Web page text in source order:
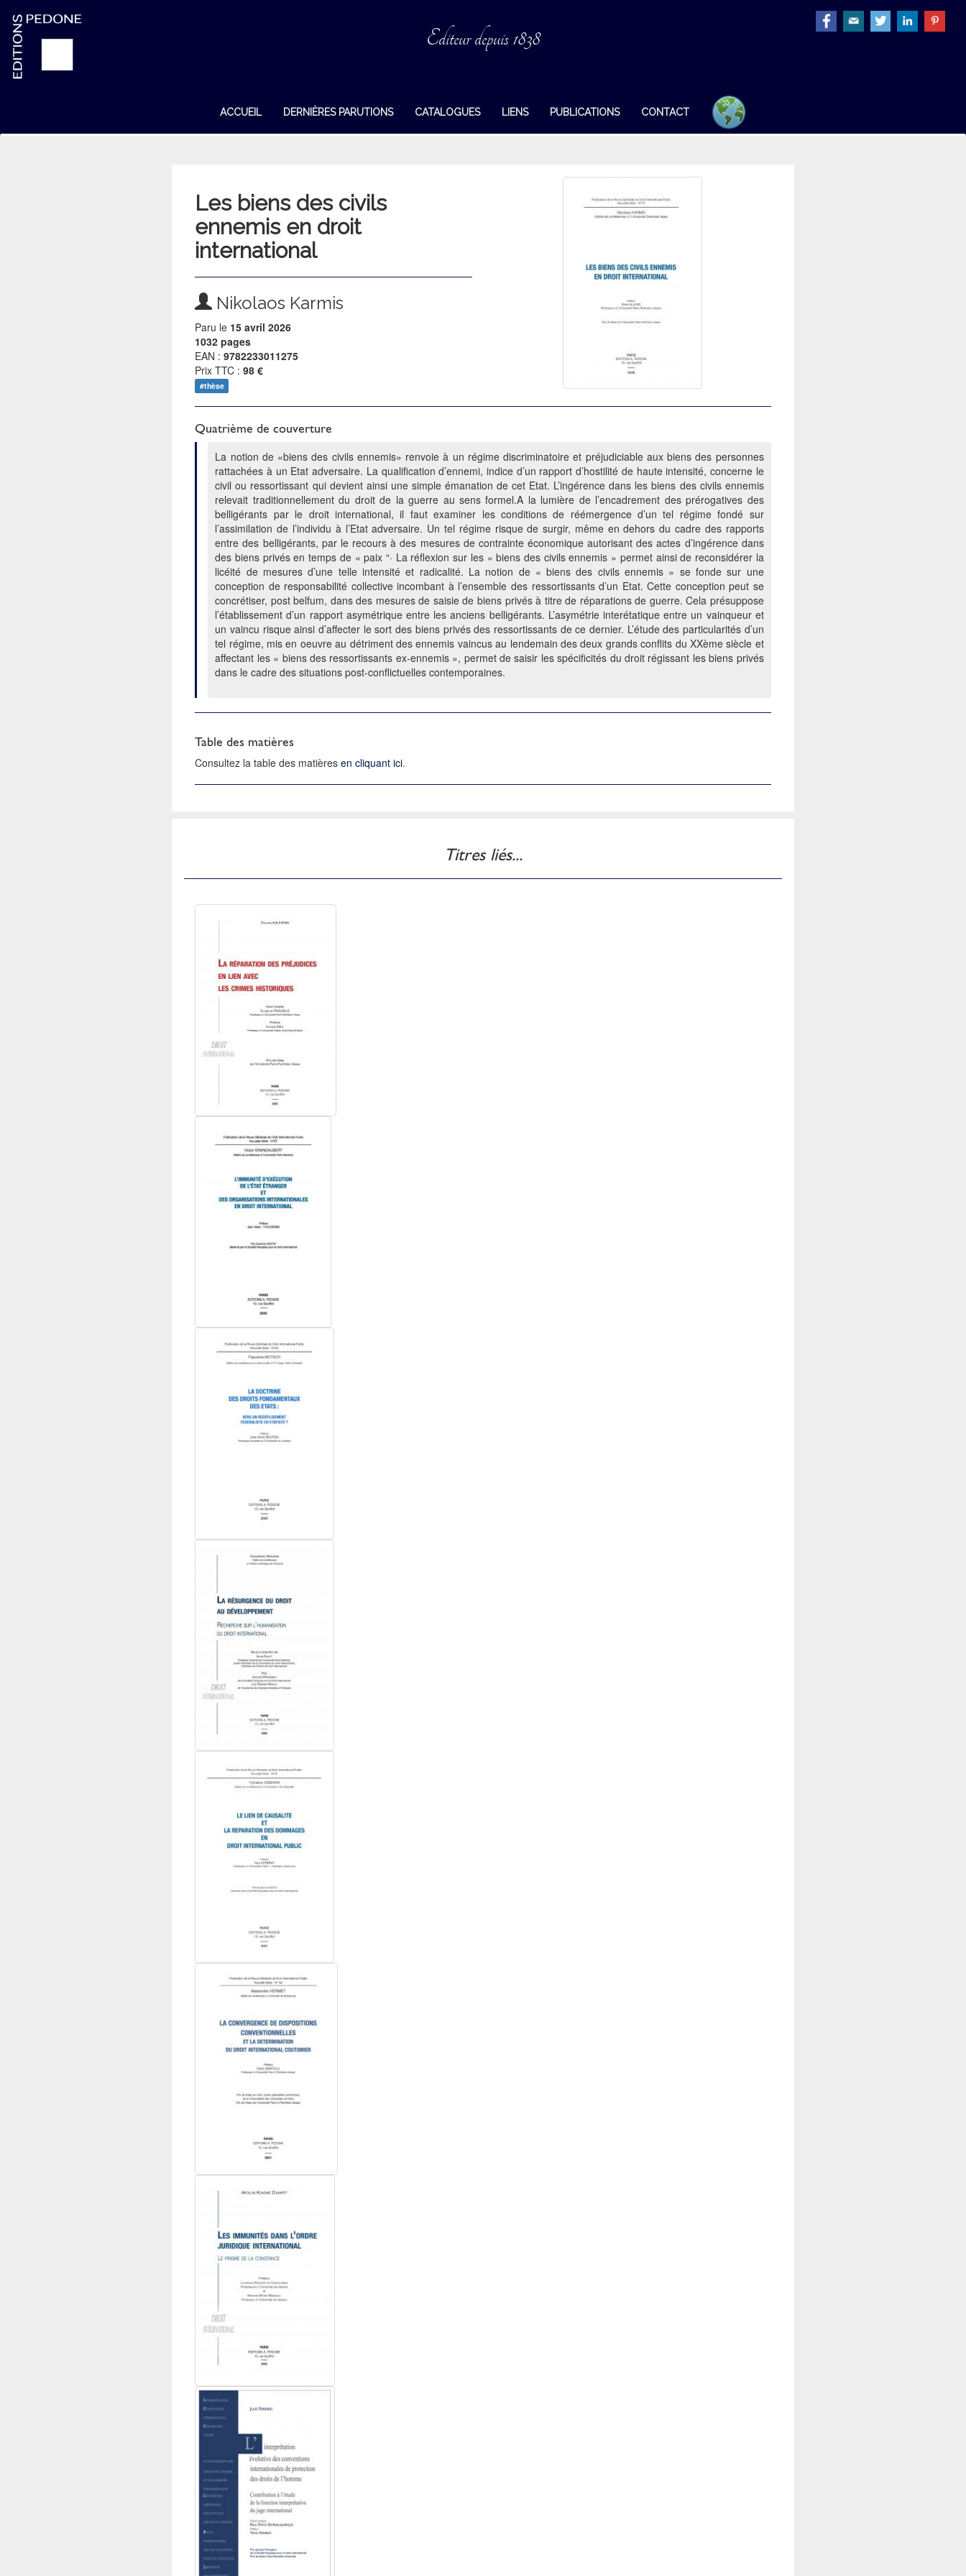
Editeur depuis 1838
ACCUEIL DERNIÈRES PARUTIONS CATALOGUES LIENS PUBLICATIONS CONTACT
Les biens des civils
ennemis en droit
international
Nikolaos Karmis
Paru le 15 avril 2026
1032 pages
EAN :9782233011275
Prix TTC :98 €
#thèse
Quatrième de couverture
La notion de «biens des civils ennemis» renvoie à un régime discriminatoire et préjudiciable aux biens des personnes
rattachées à un Etat adversaire. La qualification d’ennemi, indice d’un rapport d’hostilité de haute intensité, concerne le
civil ou ressortissant qui devient ainsi une simple émanation de cet Etat. L’ingérence dans les biens des civils ennemis
relevait traditionnellement du droit de la guerre au sens formel.A la lumière de l’encadrement des prérogatives des
belligérants par le droit international, il faut examiner les conditions de réémergence d’un tel régime fondé sur
l’assimilation de l’individu à l’Etat adversaire. Un tel régime risque de surgir, même en dehors du cadre des rapports
entre des belligérants, par le recours à des mesures de contrainte économique autorisant des actes d’ingérence dans
des biens privés en temps de « paix “· La réflexion sur les « biens des civils ennemis » permet ainsi de reconsidérer la
licéité de mesures d’une telle intensité et radicalité. La notion de « biens des civils ennemis » se fonde sur une
conception de responsabilité collective incombant à l’ensemble des ressortissants d’un Etat. Cette conception peut se
concrétiser, post belfum, dans des mesures de saisie de biens privés à titre de réparations de guerre. Cela présuppose
l’établissement d’un rapport asymétrique entre les anciens belligérants. L’asymétrie interétatique entre un vainqueur et
un vaincu risque ainsi d’affecter le sort des biens privés des ressortissants de ce dernier. L’étude des particularités d’un
tel régime, mis en oeuvre au détriment des ennemis vaincus au lendemain des deux grands conflits du XXème siècle et
affectant les « biens des ressortissants ex-ennemis », permet de saisir les spécificités du droit régissant les biens privés
dans le cadre des situations post-conflictuelles contemporaines.
Table des matières
Consultez la table des matièresen cliquant ici.
Titres liés...